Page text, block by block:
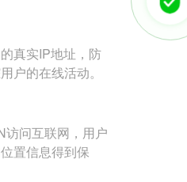
真实IP地址，防
户的在线活动。
访问互联网，用户
置信息得到保